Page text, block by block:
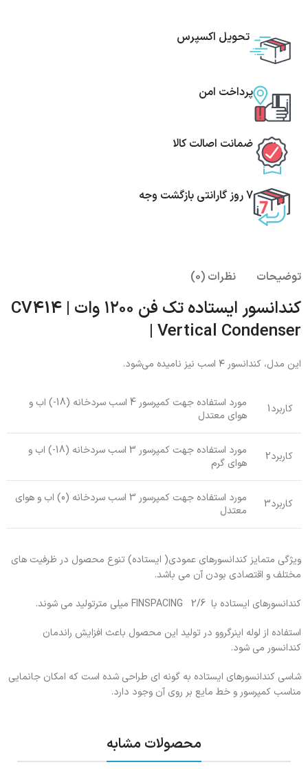
تحویل اکسپرس
پرداخت امن
ضمانت اصالت کالا
7 روز گارانتی بازگشت وجه
توضیحات نظرات (0)
کندانسور ایستاده تک فن ۱۲۰۰ وات | CV414
| Vertical Condenser
این مدل، کندانسور ۴ اسب نیز نامیده می‌شود.
کاربرد1
مورد استفاده جهت کمپرسور 4 اسب سردخانه (18-) اب و
هوای معتدل
کاربرد2
مورد استفاده جهت کمپرسور 3 اسب سردخانه (18-) اب و
هوای گرم
کاربرد3
مورد استفاده جهت کمپرسور 3 اسب سردخانه (0) اب و هوای
معتدل
ویژگی متمایز کندانسورهای عمودی( ایستاده) تنوع محصول در ظرفیت های
مختلف و اقتصادی بودن آن می باشد.
کندانسورهای ایستاده با FINSPACING 2/6 میلی مترتولید می شوند.
استفاده از لوله اینرگروو در تولید این محصول باعث افزایش راندمان
کندانسور می شود.
شاسی کندانسورهای ایستاده به گونه ای طراحی شده است که امکان جانمایی
مناسب کمپرسور و خط مایع بر روی آن وجود دارد.
محصولات مشابه